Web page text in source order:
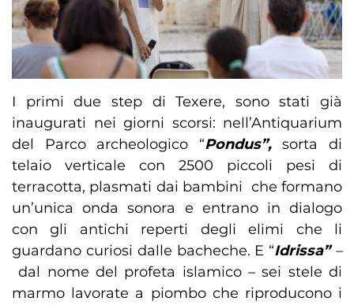
I primi due step di Texere, sono stati già
inaugurati nei giorni scorsi: nell’Antiquarium
del Parco archeologico “Pondus”,sorta di
telaio verticale con 2500 piccoli pesi di
terracotta, plasmati dai bambini che formano
un’unica onda sonora e entrano in dialogo
con gli antichi reperti degli elimi che li
guardano curiosi dalle bacheche. E “Idrissa”–
dal nome del profeta islamico – sei stele di
marmo lavorate a piombo che riproducono i